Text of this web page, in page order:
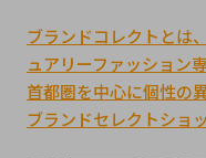
ブランドコレクトとは
ュアリーファッション
首都圏を中心に個性の
ブランドセレクトショ